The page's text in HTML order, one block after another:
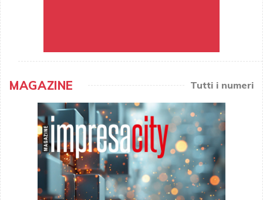
MAGAZINE Tutti i numeri